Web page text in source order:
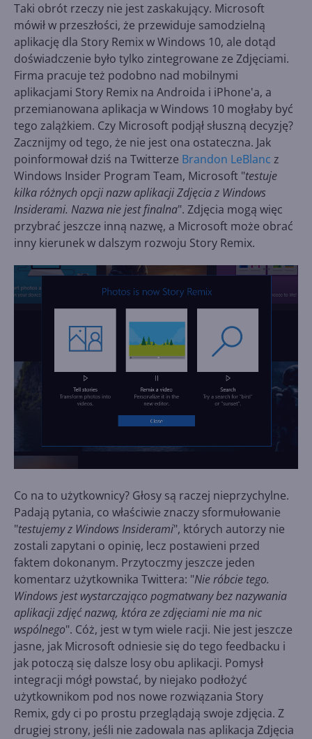
Taki obrót rzeczy nie jest zaskakujący. Microsoft
mówił w przeszłości, że przewiduje samodzielną
aplikację dla Story Remix w Windows 10, ale dotąd
doświadczenie było tylko zintegrowane ze Zdjęciami.
Firma pracuje też podobno nad mobilnymi
aplikacjami Story Remix na Androida i iPhone'a, a
przemianowana aplikacja w Windows 10 mogłaby być
tego zalążkiem. Czy Microsoft podjął słuszną decyzję?
Zacznijmy od tego, że nie jest ona ostateczna. Jak
poinformował dziś na Twitterze Brandon LeBlanc z
Windows Insider Program Team, Microsoft "testuje
kilka różnych opcji nazw aplikacji Zdjęcia z Windows
Insiderami. Nazwa nie jest finalna". Zdjęcia mogą więc
przybrać jeszcze inną nazwę, a Microsoft może obrać
inny kierunek w dalszym rozwoju Story Remix.
Co na to użytkownicy? Głosy są raczej nieprzychylne.
Padają pytania, co właściwie znaczy sformułowanie
"testujemy z Windows Insiderami", których autorzy nie
zostali zapytani o opinię, lecz postawieni przed
faktem dokonanym. Przytoczmy jeszcze jeden
komentarz użytkownika Twittera: "Nie róbcie tego.
Windows jest wystarczająco pogmatwany bez nazywania
aplikacji zdjęć nazwą, która ze zdjęciami nie ma nic
wspólnego". Cóż, jest w tym wiele racji. Nie jest jeszcze
jasne, jak Microsoft odniesie się do tego feedbacku i
jak potoczą się dalsze losy obu aplikacji. Pomysł
integracji mógł powstać, by niejako podłożyć
użytkownikom pod nos nowe rozwiązania Story
Remix, gdy ci po prostu przeglądają swoje zdjęcia. Z
drugiej strony, jeśli nie zadowala nas aplikacja Zdjęcia